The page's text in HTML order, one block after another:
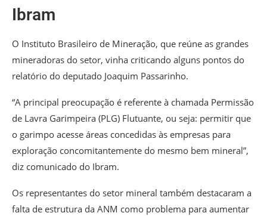
Ibram
O Instituto Brasileiro de Mineração, que reúne as grandes
mineradoras do setor, vinha criticando alguns pontos do
relatório do deputado Joaquim Passarinho.
“A principal preocupação é referente à chamada Permissão
de Lavra Garimpeira (PLG) Flutuante, ou seja: permitir que
o garimpo acesse áreas concedidas às empresas para
exploração concomitantemente do mesmo bem mineral”,
diz comunicado do Ibram.
Os representantes do setor mineral também destacaram a
falta de estrutura da ANM como problema para aumentar